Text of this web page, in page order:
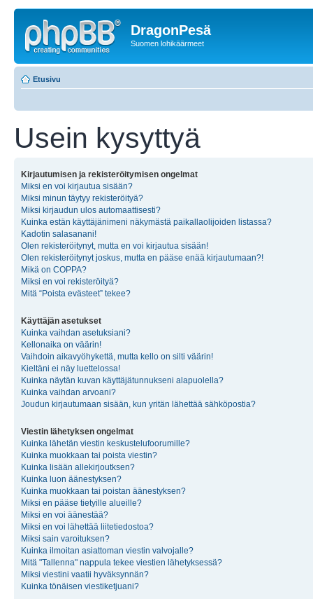
DragonPesä
Suomen lohikäärmeet
Etusivu
Usein kysyttyä
Kirjautumisen ja rekisteröitymisen ongelmat
Miksi en voi kirjautua sisään?
Miksi minun täytyy rekisteröityä?
Miksi kirjaudun ulos automaattisesti?
Kuinka estän käyttäjänimeni näkymästä paikallaolijoiden listassa?
Kadotin salasanani!
Olen rekisteröitynyt, mutta en voi kirjautua sisään!
Olen rekisteröitynyt joskus, mutta en pääse enää kirjautumaan?!
Mikä on COPPA?
Miksi en voi rekisteröityä?
Mitä “Poista evästeet” tekee?
Käyttäjän asetukset
Kuinka vaihdan asetuksiani?
Kellonaika on väärin!
Vaihdoin aikavyöhykettä, mutta kello on silti väärin!
Kieltäni ei näy luettelossa!
Kuinka näytän kuvan käyttäjätunnukseni alapuolella?
Kuinka vaihdan arvoani?
Joudun kirjautumaan sisään, kun yritän lähettää sähköpostia?
Viestin lähetyksen ongelmat
Kuinka lähetän viestin keskustelufoorumille?
Kuinka muokkaan tai poista viestin?
Kuinka lisään allekirjoutksen?
Kuinka luon äänestyksen?
Kuinka muokkaan tai poistan äänestyksen?
Miksi en pääse tietyille alueille?
Miksi en voi äänestää?
Miksi en voi lähettää liitetiedostoa?
Miksi sain varoituksen?
Kuinka ilmoitan asiattoman viestin valvojalle?
Mitä "Tallenna" nappula tekee viestien lähetyksessä?
Miksi viestini vaatii hyväksynnän?
Kuinka tönäisen viestiketjuani?